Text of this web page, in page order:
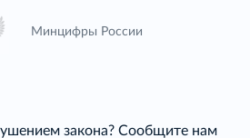
Минцифры России
закона? Сообщите нам